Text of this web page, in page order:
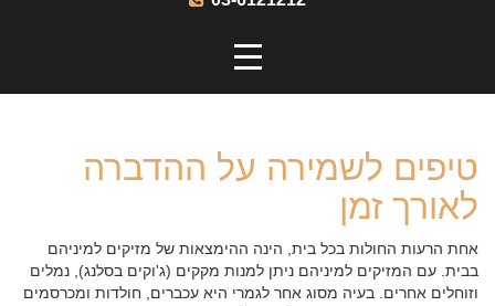
טיפים לשמירה על ההדברה
לאורך זמן
אחת הרעות החולות בכל בית, הינה ההימצאות של מזיקים למיניהם
בבית. עם המזיקים למיניהם ניתן למנות מקקים (ג'וקים בסלנג), נמלים
וזוחלים אחרים. בעיה מסוג אחר לגמרי היא עכברים, חולדות ומכרסמים